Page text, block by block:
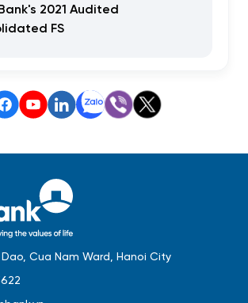
2021 Audited
FS
Dao, Cua Nam Ward, Hanoi City